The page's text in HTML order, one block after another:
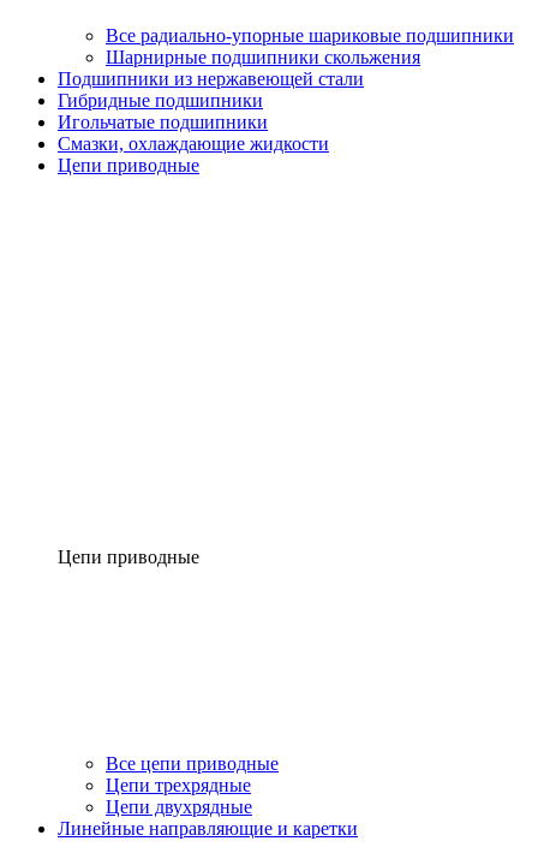
Все радиально-упорные шариковые подшипники
Шарнирные подшипники скольжения
Подшипники из нержавеющей стали
Гибридные подшипники
Игольчатые подшипники
Смазки, охлаждающие жидкости
Цепи приводные
Цепи приводные
Все цепи приводные
Цепи трехрядные
Цепи двухрядные
Линейные направляющие и каретки